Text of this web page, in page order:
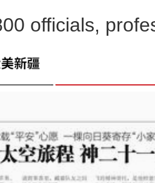
officials,